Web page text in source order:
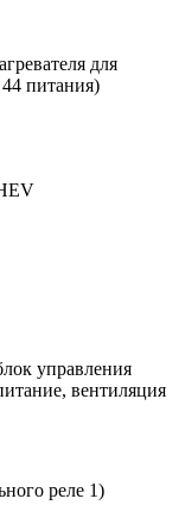
для
питания)
управления
вентиляция
реле 1)